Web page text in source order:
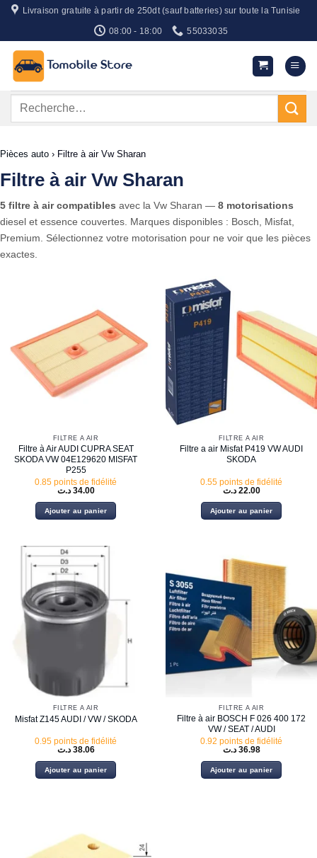
Passer
contenu
Livraison gratuite à partir de 250dt (sauf batteries) sur toute la Tunisie
08:00 - 18:00 55033035
Recherche
Pièces auto › Filtre à air Vw Sharan
Filtre à air Vw Sharan
5 filtre à air compatibles avec la Vw Sharan — 8 motorisations
diesel et essence couvertes. Marques disponibles : Bosch, Misfat,
Premium. Sélectionnez votre motorisation pour ne voir que les pièces
exactes.
FILTRE À AIR
Filtre à Air AUDI CUPRA SEAT
SKODA VW 04E129620 MISFAT
P255
0.85 points de fidélité
34.00 د.ت
Ajouter au panier
FILTRE À AIR
Filtre a air Misfat P419 VW AUDI
SKODA
0.55 points de fidélité
22.00 د.ت
Ajouter au panier
FILTRE À AIR
Misfat Z145 AUDI / VW / SKODA
0.95 points de fidélité
38.06 د.ت
Ajouter au panier
FILTRE À AIR
Filtre à air BOSCH F 026 400 172
VW / SEAT / AUDI
0.92 points de fidélité
36.98 د.ت
Ajouter au panier